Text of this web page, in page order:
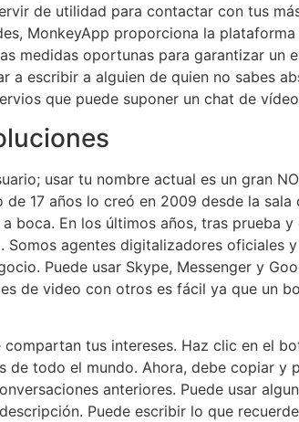
de utilidad para contactar con tus
MonkeyApp proporciona la
medidas oportunas para garantizar
escribir a alguien de quien no sabes
que puede suponer un chat de
usar tu nombre actual es un gran
17 años lo creó en 2009 desde la
En los últimos años, tras prueba
agentes digitalizadores oficiales
Puede usar Skype, Messenger y
de video con otros es fácil ya que un
tus intereses. Haz clic en el
todo el mundo. Ahora, debe copiar y
anteriores. Puede usar
Puede escribir lo que